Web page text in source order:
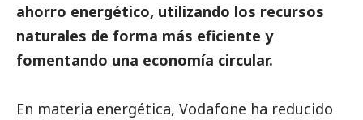
ahorro energético, utilizando los recursos
naturales de forma más eficiente y
fomentando una economía circular.
En materia energética, Vodafone ha reducido